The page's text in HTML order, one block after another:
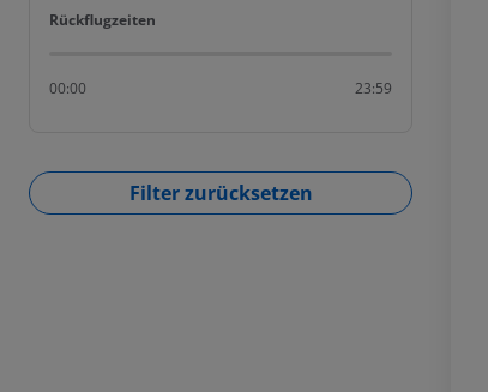
Rückflugzeiten
Rückflugzeiten
00:00 23:59
Filter zurücksetzen